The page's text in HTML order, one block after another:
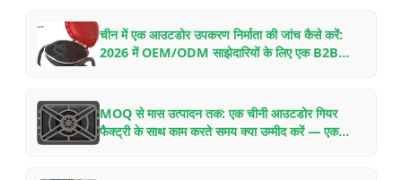
चीन में एक आउटडोर उपकरण निर्माता की जांच कैसे करें:
2026 में OEM/ODM साझेदारियों के लिए एक B2B
MOQ से मास उत्पादन तक: एक चीनी आउटडोर गियर
फैक्ट्री के साथ काम करते समय क्या उम्मीद करें — एक